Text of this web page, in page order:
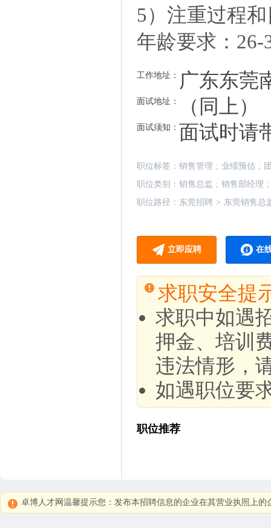
5）注重过程
年龄要求：26-
工作地址： 广东东莞
面试地址： （同上）
面试须知： 面试时请
职位标签： 销售管理 ; 业绩预估 ;
职位类别： 销售总监 ; 销售部经理 ;
职位路径： 东莞招聘 > 东莞销售总
立即应聘 在
求职安全提
求职中如遇
押金、培训
违法情形，
如遇职位要
职位推荐
卓博人才网温馨提示您：发布本招聘信息的企业在其营业执照上的